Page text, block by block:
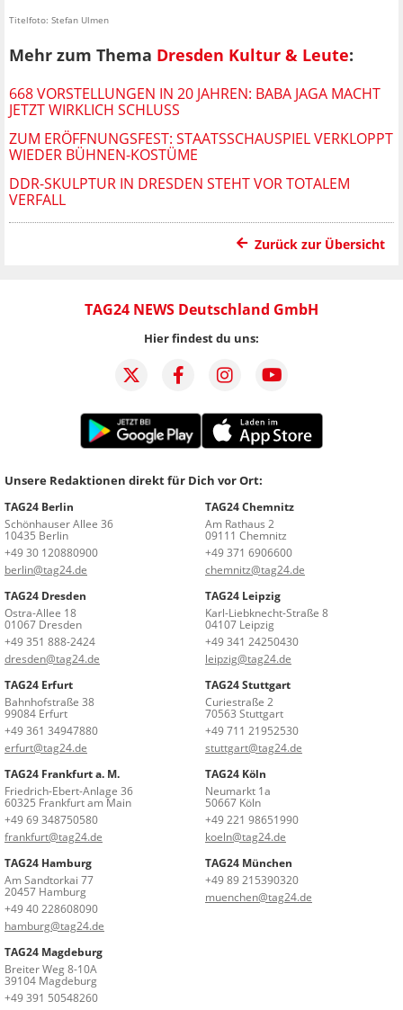
Titelfoto: Stefan Ulmen
Mehr zum Thema Dresden Kultur & Leute:
668 VORSTELLUNGEN IN 20 JAHREN: BABA JAGA MACHT
JETZT WIRKLICH SCHLUSS
ZUM ERÖFFNUNGSFEST: STAATSSCHAUSPIEL VERKLOPPT
WIEDER BÜHNEN-KOSTÜME
DDR-SKULPTUR IN DRESDEN STEHT VOR TOTALEM
VERFALL
Zurück zur Übersicht
TAG24 NEWS Deutschland GmbH
Hier findest du uns:
Unsere Redaktionen direkt für Dich vor Ort:
TAG24 Berlin
Schönhauser Allee 36
10435 Berlin
+49 30 120880900
berlin@tag24.de
TAG24 Chemnitz
Am Rathaus 2
09111 Chemnitz
+49 371 6906600
chemnitz@tag24.de
TAG24 Dresden
Ostra-Allee 18
01067 Dresden
+49 351 888-2424
dresden@tag24.de
TAG24 Leipzig
Karl-Liebknecht-Straße 8
04107 Leipzig
+49 341 24250430
leipzig@tag24.de
TAG24 Erfurt
Bahnhofstraße 38
99084 Erfurt
+49 361 34947880
erfurt@tag24.de
TAG24 Stuttgart
Curiestraße 2
70563 Stuttgart
+49 711 21952530
stuttgart@tag24.de
TAG24 Frankfurt a. M.
Friedrich-Ebert-Anlage 36
60325 Frankfurt am Main
+49 69 348750580
frankfurt@tag24.de
TAG24 Köln
Neumarkt 1a
50667 Köln
+49 221 98651990
koeln@tag24.de
TAG24 Hamburg
Am Sandtorkai 77
20457 Hamburg
+49 40 228608090
hamburg@tag24.de
TAG24 München
+49 89 215390320
muenchen@tag24.de
TAG24 Magdeburg
Breiter Weg 8-10A
39104 Magdeburg
+49 391 50548260